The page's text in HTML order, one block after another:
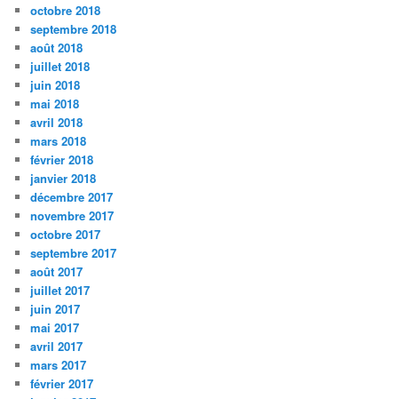
octobre 2018
septembre 2018
août 2018
juillet 2018
juin 2018
mai 2018
avril 2018
mars 2018
février 2018
janvier 2018
décembre 2017
novembre 2017
octobre 2017
septembre 2017
août 2017
juillet 2017
juin 2017
mai 2017
avril 2017
mars 2017
février 2017